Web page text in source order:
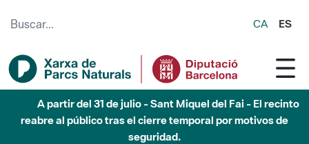
CA ES
A partir del 31 de julio - Sant Miquel del Fai - El recinto
reabre al público tras el cierre temporal por motivos de
seguridad.